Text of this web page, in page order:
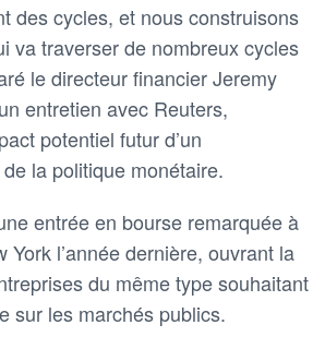
des cycles, et nous construisons
va traverser de nombreux cycles
le directeur financier Jeremy
entretien avec Reuters,
potentiel futur d’un
la politique monétaire.
entrée en bourse remarquée à
York l’année dernière, ouvrant la
du même type souhaitant
sur les marchés publics.